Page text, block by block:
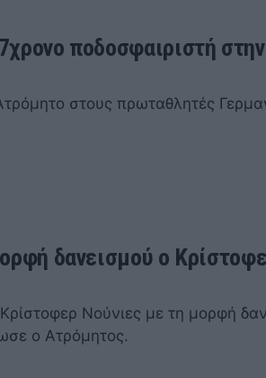
ποδοσφαιριστή στην
στους πρωταθλητές
δανεισμού ο
Νούνιες με τη μορφή
ο Ατρόμητος.